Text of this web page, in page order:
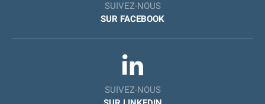
SUIVEZ-NOUS
SUR FACEBOOK
SUIVEZ-NOUS